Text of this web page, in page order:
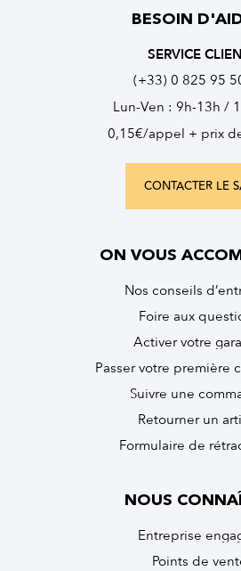
BESOIN
SERVICE
(+33) 0 825 95
Lun-Ven : 9h-13h /
0,15€/appel + prix
CONTACTER LE
ON VOUS
Nos conseils
Foire aux
Activer votre
Passer votre première
Suivre une
Retourner un
Formulaire de
NOUS
Entreprise
Points de